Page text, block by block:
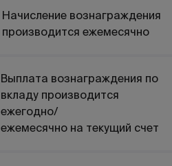
Начисление вознаграждения
производится ежемесячно
Выплата вознаграждения по
вкладу производится
ежегодно/
ежемесячно на текущий счет